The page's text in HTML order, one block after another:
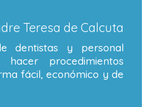
Teresa de Calcuta
dentistas y personal
procedimientos
fácil, económico y de